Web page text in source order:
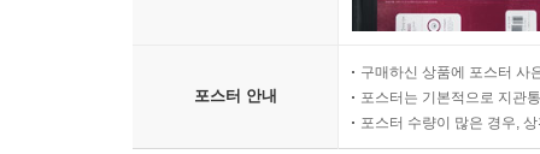
포스터 안내
구매하신 상품에 포스터 사
포스터는 기본적으로 지관
포스터 수량이 많은 경우,